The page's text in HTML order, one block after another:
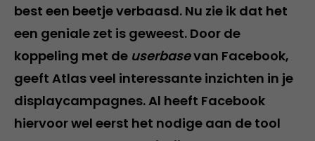
best een beetje verbaasd. Nu zie ik dat het
een geniale zet is geweest. Door de
koppeling met de userbasevan Facebook,
geeft Atlas veel interessante inzichten in je
displaycampagnes. Al heeft Facebook
hiervoor wel eerst het nodige aan de tool